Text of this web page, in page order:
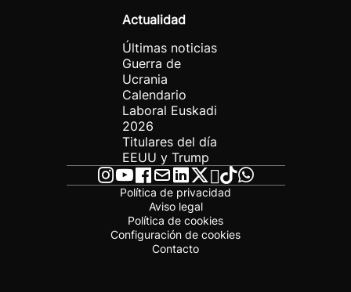
Actualidad
Últimas noticias
Guerra de
Ucrania
Calendario
Laboral Euskadi
2026
Titulares del día
EEUU y Trump
Política de privacidad
Aviso legal
Política de cookies
Configuración de cookies
Contacto